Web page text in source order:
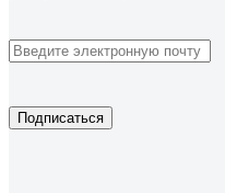
Подписаться